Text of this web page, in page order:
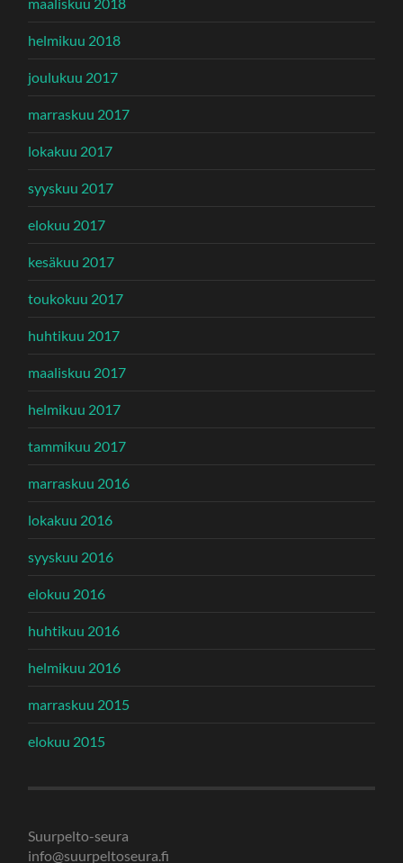
helmikuu 2018
joulukuu 2017
marraskuu 2017
lokakuu 2017
syyskuu 2017
elokuu 2017
kesäkuu 2017
toukokuu 2017
huhtikuu 2017
maaliskuu 2017
helmikuu 2017
tammikuu 2017
marraskuu 2016
lokakuu 2016
syyskuu 2016
elokuu 2016
huhtikuu 2016
helmikuu 2016
marraskuu 2015
elokuu 2015
Suurpelto-seura
info@suurpeltoseura.fi